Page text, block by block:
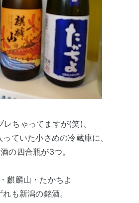
レちゃってますが(笑)、
ていた小さめの冷蔵庫に、
の四合瓶が3つ。
麒麟山・たかちよ
れも新潟の銘酒。